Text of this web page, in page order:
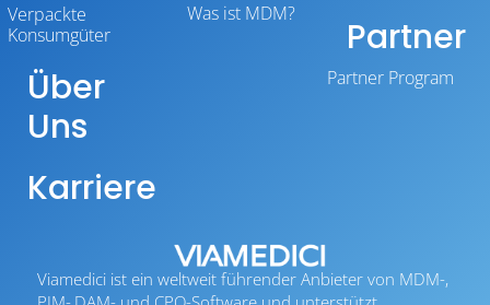
Viamedici ist ein weltweit führender Anbieter von MDM-,
Verpackte
Konsumgüter
Über
Uns
Karriere
Was ist MDM?
Partner
Partner Program